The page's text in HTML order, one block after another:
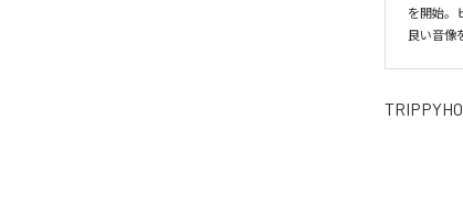
を開始。
良い音像